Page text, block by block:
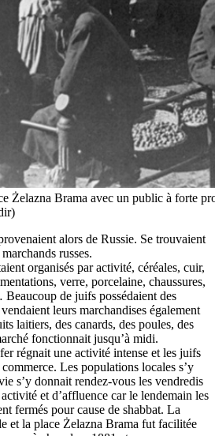
Żelazna Brama avec un public à forte
alors de Russie. Se trouvaient
russes.
organisés par activité, céréales, cuir,
verre, porcelaine, chaussures,
de juifs possédaient des
leurs marchandises également
laitiers, des canards, des poules, des
fonctionnait jusqu’à midi.
régnait une activité intense et les juifs
Les populations locales s’y
s’y donnait rendez-vous les vendredis
et d’affluence car le lendemain les
fermés pour cause de shabbat. La
et la place Żelazna Brama fut facilitée